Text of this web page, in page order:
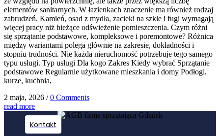
elementów sanitarnych. W łazienkach znaczenie ma również rodzaj
zabrudzeń. Kamień, osad z mydła, zacieki na szkle i fugi wymagają
więcej pracy niż bieżące odświeżenie pomieszczenia. Czym różni
się sprzątanie podstawowe, kompleksowe i poremontowe? Różnica
między wariantami polega głównie na zakresie, dokładności i
stopniu trudności. Nie każda nieruchomość potrzebuje tego samego
typu usługi. Typ usługi Dla kogo Zakres Kiedy wybrać Sprzątanie
podstawowe Regularnie użytkowane mieszkania i domy Podłogi,
kurze, kuchnia,
2 maja, 2026 / 0 Comments
read more
Kontakt